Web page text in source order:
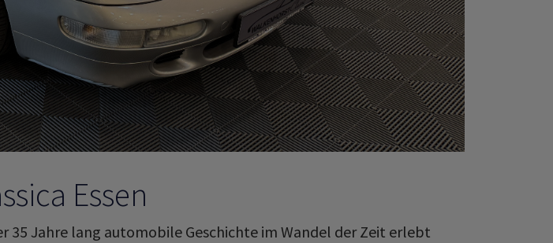
Essen
35 Jahre lang automobile Geschichte im Wandel der Zeit erlebt